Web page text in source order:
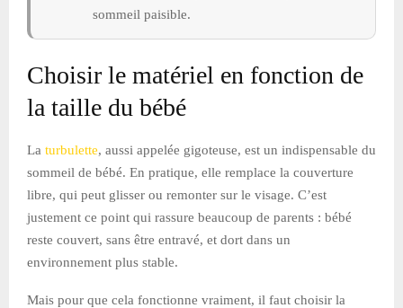
sommeil paisible.
Choisir le matériel en fonction de
la taille du bébé
La turbulette, aussi appelée gigoteuse, est un indispensable du
sommeil de bébé. En pratique, elle remplace la couverture
libre, qui peut glisser ou remonter sur le visage. C’est
justement ce point qui rassure beaucoup de parents : bébé
reste couvert, sans être entravé, et dort dans un
environnement plus stable.
Mais pour que cela fonctionne vraiment, il faut choisir la